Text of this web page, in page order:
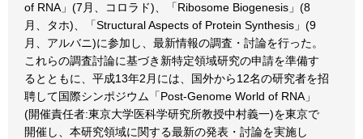
of RNA」(7月、コロラド)、「Ribosome Biogenesis」(8
月、タホ)、「Structural Aspects of Protein Synthesis」(9
月、アルバニ)に参加し、最新情報の調査・討論を行った。
これらの調査討論に基づき新特定領域研究の申請を準備す
るとともに、平成13年2月には、国外から12名の研究者を招
聘して国際シンポジウム「Post-Genome World of RNA」
(開催責任者:東京大学医科学研究所教授中村義一)を東京で
開催し、本研究領域に関する最新の発表・討論を実施し